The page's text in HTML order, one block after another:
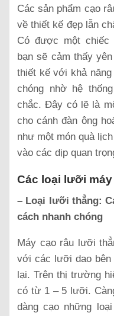
Các sản phẩm cạo
về thiết kế đẹp lẫn
Có được một chiếc
bạn sẽ cảm thấy
thiết kế với khả
chóng nhờ hệ
chắc. Đây có lẽ là
cho cánh đàn ông
như một món quà
vào các dịp quan
Các loại lưỡi máy
– Loại lưỡi thẳng:
cách nhanh chóng
Máy cạo râu lưỡi
với các lưỡi dao bên
lại. Trên thị trường
có từ 1 – 5 lưỡi.
dàng cạo những